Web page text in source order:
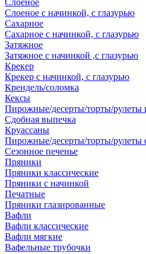
Слоеное
Слоеное с начинкой, с глазурью
Сахарное
Сахарное с начинкой, с глазурью
Затяжное
Затяжное с начинкой ,с глазурью
Крекер
Крекер с начинкой, с глазурью
Крендель/соломка
Кексы
Пирожные/десерты/торты/рулеты
Сдобная выпечка
Круассаны
Пирожные/десерты/торты/рулеты
Сезонное печенье
Пряники
Пряники классические
Пряники с начинкой
Печатные
Пряники глазированные
Вафли
Вафли классические
Вафли мягкие
Вафельные трубочки